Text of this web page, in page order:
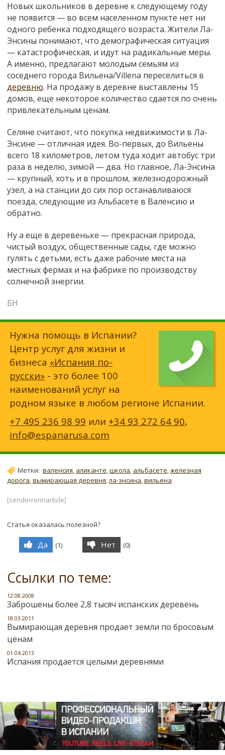
Новых школьников в деревне к следующему году
не появится — во всем населенном пункте нет ни
одного ребенка подходящего возраста. Жители Ла-
Энсины понимают, что демографическая ситуация
— катастрофическая, и идут на радикальные меры.
А именно, предлагают молодым семьям из
соседнего города Вильена/Villena переселиться в
деревню. На продажу в деревне выставлены 15
домов, еще некоторое количество сдается по очень
привлекательным ценам.
Селяне считают, что покупка недвижимости в Ла-
Энсине — отличная идея. Во-первых, до Вильены
всего 18 километров, летом туда ходит автобус три
раза в неделю, зимой — два. Но главное, Ла-Энсина
— крупный, хоть и в прошлом, железнодорожный
узел, а на станции до сих пор останавливаюся
поезда, следующие из Альбасете в Валенсию и
обратно.
Ну а еще в деревеньке — прекрасная природа,
чистый воздух, общественные сады, где можно
гулять с детьми, есть даже рабочие места на
местных фермах и на фабрике по производству
солнечной энергии.
БН
Нужна помощь в Испании?
Центр услуг для жизни и
бизнеса «Испания по-
русски» - это более 100
наименований услуг на
родном языке в любом регионе Испании.
+7 495 236 98 99 или +34 93 272 64 90,
info@espanarusa.com
Метки: валенсия, аликанте,школа, альбасете,железная
дорога,вымирающая деревня,ла-энсина,вильена
[senderrorinarticle]
Статья оказалась полезной?
Да (1) Нет (0)
Ссылки по теме:
12.08.2008
Заброшены более 2,8 тысяч испанских деревень
18.03.2011
Вымирающая деревня продает земли по бросовым
ценам
01.04.2013
Испания продается целыми деревнями